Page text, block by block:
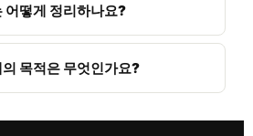
어떻게 정리하나요?
목적은 무엇인가요?